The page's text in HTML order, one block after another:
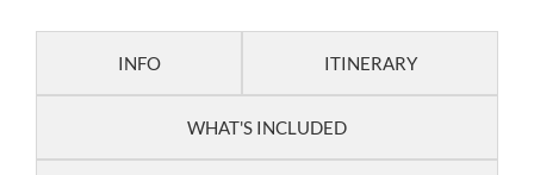
INFO ITINERARY
WHAT'S INCLUDED